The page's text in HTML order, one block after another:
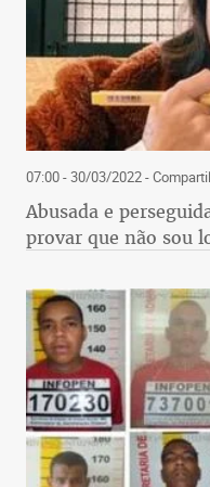
07:00 - 30/03/2022-
Abusada e
provar que não sou